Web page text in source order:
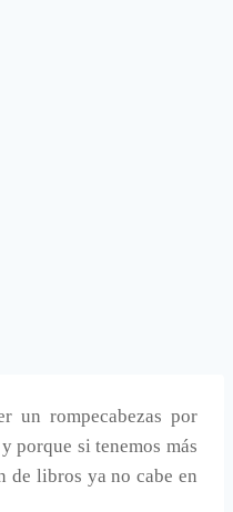
un rompecabezas por
porque si tenemos más
de libros ya no cabe en